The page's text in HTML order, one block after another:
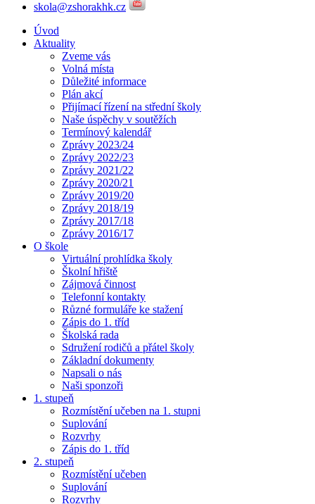
skola@zshorakhk.cz
Úvod
Aktuality
Zveme vás
Volná místa
Důležité informace
Plán akcí
Přijímací řízení na střední školy
Naše úspěchy v soutěžích
Termínový kalendář
Zprávy 2023/24
Zprávy 2022/23
Zprávy 2021/22
Zprávy 2020/21
Zprávy 2019/20
Zprávy 2018/19
Zprávy 2017/18
Zprávy 2016/17
O škole
Virtuální prohlídka školy
Školní hřiště
Zájmová činnost
Telefonní kontakty
Různé formuláře ke stažení
Zápis do 1. tříd
Školská rada
Sdružení rodičů a přátel školy
Základní dokumenty
Napsali o nás
Naši sponzoři
1. stupeň
Rozmístění učeben na 1. stupni
Suplování
Rozvrhy
Zápis do 1. tříd
2. stupeň
Rozmístění učeben
Suplování
Rozvrhy